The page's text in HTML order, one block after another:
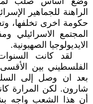
الراهنة للجماهير
حكومة اخرى تخلفها،
المجتمع الاسرائيلي
الايديولوجيا الصهيونية.
لقد كانت
الفلسطيني بين
بعد ان وصل إلى
شارون. لكن المرارة
أن هذا الشعب واجه